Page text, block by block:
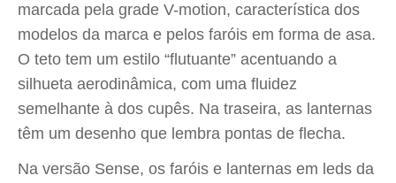
marcada pela grade V-motion, característica dos
modelos da marca e pelos faróis em forma de asa.
O teto tem um estilo “flutuante” acentuando a
silhueta aerodinâmica, com uma fluidez
semelhante à dos cupês. Na traseira, as lanternas
têm um desenho que lembra pontas de flecha.
Na versão Sense, os faróis e lanternas em leds da